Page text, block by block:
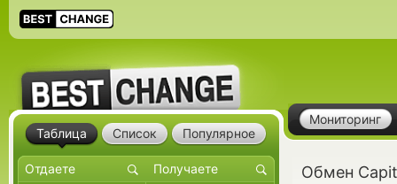
Мониторинг
Обмен
Таблица Список Популярное